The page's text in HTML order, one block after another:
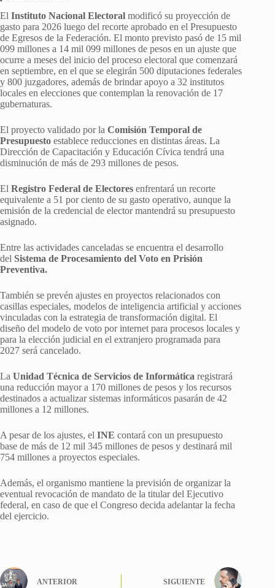
El Instituto Nacional Electoral modificó su proyección de
gasto para 2026 luego del recorte aprobado en el Presupuesto
de Egresos de la Federación. El monto previsto pasó de 15 mil
099 millones a 14 mil 099 millones de pesos en un ajuste que
ocurre a meses del inicio del proceso electoral que comenzará
en septiembre, en el que se elegirán 500 diputaciones federales
y 800 juzgadores, además de brindar apoyo a 32 institutos
locales en elecciones que contemplan la renovación de 17
gubernaturas.
El proyecto validado por la Comisión Temporal de
Presupuesto establece reducciones en distintas áreas. La
Dirección de Capacitación y Educación Cívica tendrá una
disminución de más de 293 millones de pesos.
El Registro Federal de Electores enfrentará un recorte
equivalente a 51 por ciento de su gasto operativo, aunque la
emisión de la credencial de elector mantendrá su presupuesto
asignado.
Entre las actividades canceladas se encuentra el desarrollo
del Sistema de Procesamiento del Voto en Prisión
Preventiva.
También se prevén ajustes en proyectos relacionados con
casillas especiales, modelos de inteligencia artificial y acciones
vinculadas con la estrategia de transformación digital. El
diseño del modelo de voto por internet para procesos locales y
para la elección judicial en el extranjero programada para
2027 será cancelado.
La Unidad Técnica de Servicios de Informática registrará
una reducción mayor a 170 millones de pesos y los recursos
destinados a actualizar sistemas informáticos pasarán de 42
millones a 12 millones.
A pesar de los ajustes, el INE contará con un presupuesto
base de más de 12 mil 345 millones de pesos y destinará mil
754 millones a proyectos especiales.
Además, el organismo mantiene la previsión de organizar la
eventual revocación de mandato de la titular del Ejecutivo
federal, en caso de que el Congreso decida adelantar la fecha
del ejercicio.
ANTERIOR SIGUIENTE